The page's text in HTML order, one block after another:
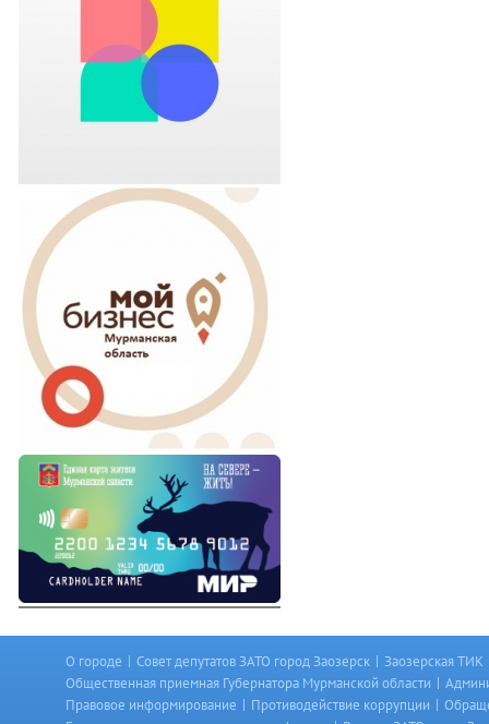
О городе | Совет депутатов ЗАТО город Заозерск | Заозерская ТИК
Общественная приемная Губернатора Мурманской области |
Правовое информирование | Противодействие коррупции |